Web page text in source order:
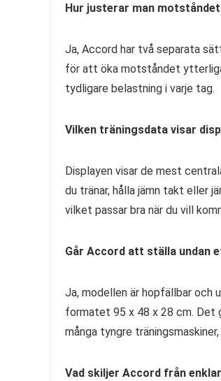
Hur justerar man
Ja, Accord har två separata
för att öka motståndet
tydligare belastning i varje tag.
Vilken träningsdata visar
Displayen visar de mest
du tränar, hålla jämn takt eller
vilket passar bra när du vill
Går Accord att ställa undan
Ja, modellen är hopfällbar och
formatet 95 x 48 x 28 cm. Det
många tyngre
Vad skiljer Accord från